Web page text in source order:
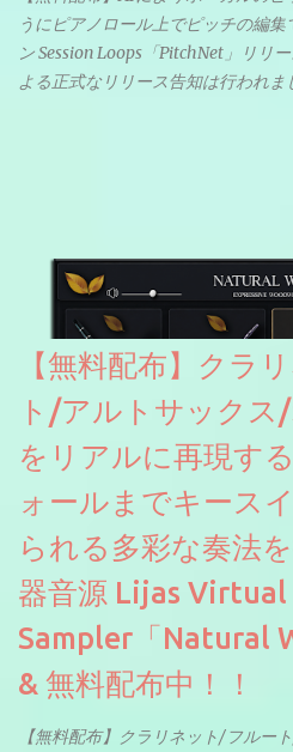
うにピアノロール上でピッチの編
ン Session Loops「PitchNet」リリ
よる正式なリリース告知は行われ
ソースを元に設計・改良した製品
【無料配布】クラ
ト/アルトサック
をリアルに再現す
ォールまでキース
られる多彩な奏法
器音源 Lijas Virtual
Sampler「Natural
& 無料配布中！！
【無料配布】クラリネット/フルー